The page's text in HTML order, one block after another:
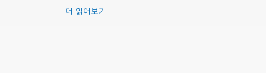
더 읽어보기